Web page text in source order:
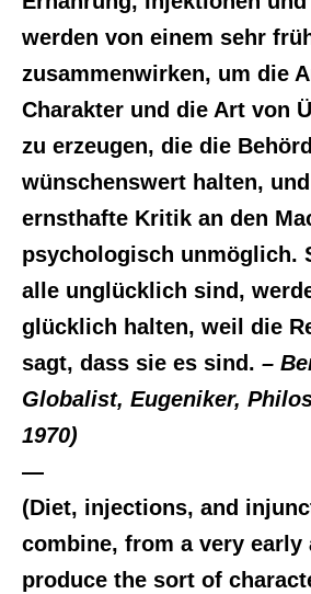
werden von einem sehr
zusammenwirken, um die
Charakter und die Art von
zu erzeugen, die die
wünschenswert halten,
ernsthafte Kritik an den
psychologisch unmöglich.
alle unglücklich sind,
glücklich halten, weil die
sagt, dass sie es sind. –
Globalist, Eugeniker,
1970)
—
(Diet, injections, and
combine, from a very early
produce the sort of